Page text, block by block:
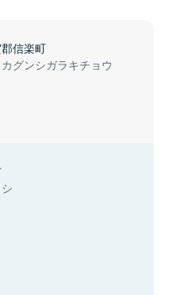
信楽町
グンシガラキチョウ